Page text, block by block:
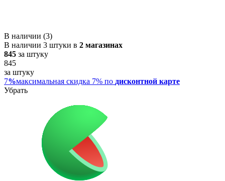
В наличии (3)
В наличии 3 штуки в 2 магазинах
845 за штуку
845
за штуку
7%максимальная скидка 7% по дисконтной карте
Убрать